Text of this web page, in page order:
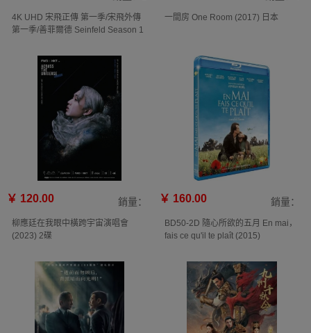
4K UHD 宋飛正傳 第一季/宋飛外傳
第一季/善菲爾德 Seinfeld Season 1
一間房 One Room (2017) 日本
￥ 120.00 銷量：
柳應廷在我眼中橫跨宇宙演唱會
(2023) 2碟
￥ 160.00 銷量：
BD50-2D 隨心所欲的五月 En mai，
fais ce qu'il te plaît (2015)